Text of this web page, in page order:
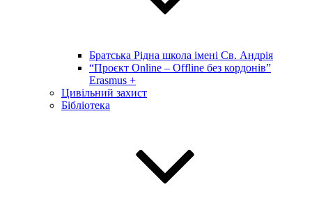
Братська Рідна школа імені Св. Андрія
“Проєкт Online – Offline без кордонів”
Erasmus +
Цивільний захист
Бібліотека